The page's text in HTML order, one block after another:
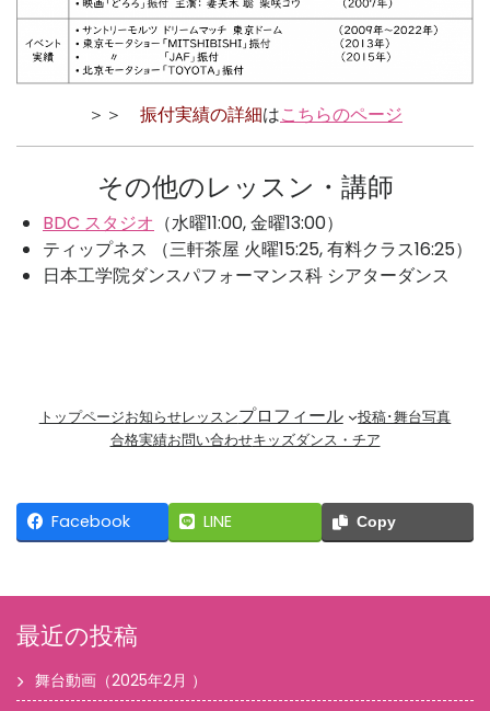
＞＞ 振付実績の詳細はこちらのページ
その他のレッスン・講師
BDC スタジオ （水曜11:00, 金曜13:00）
ティップネス （三軒茶屋 火曜15:25, 有料クラス16:25）
日本工学院ダンスパフォーマンス科 シアターダンス
トップページお知らせレッスンプロフィール
投稿･舞台写真
合格実績お問い合わせキッズダンス・チア
Facebook LINE Copy
最近の投稿
舞台動画（2025年2月 ）